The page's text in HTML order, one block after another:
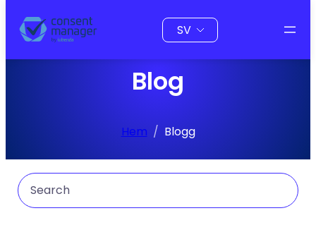
Välj
ett
språk
Blog
Hem Blogg
Search